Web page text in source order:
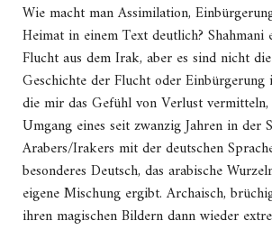
Wie macht man Assimilation,
Heimat in einem Text deutlich? Shahmani
Flucht aus dem Irak, aber es sind nicht
Geschichte der Flucht oder
die mir das Gefühl von Verlust
Umgang eines seit zwanzig Jahren in der
Arabers/Irakers mit der deutschen
besonderes Deutsch, das arabische
eigene Mischung ergibt. Archaisch,
ihren magischen Bildern dann wieder